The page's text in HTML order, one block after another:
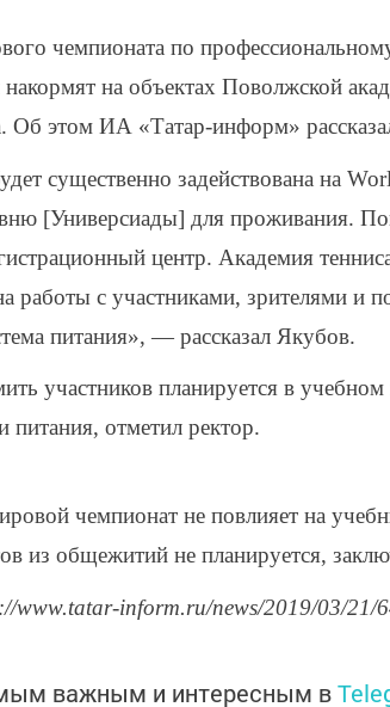
чемпионата по
накормят на объектах Поволжской
Об этом ИА «Татар-информ»
существенно задействована на
[Универсиады] для проживания.
центр. Академия
работы с участниками, зрителями и
питания», — рассказал Якубов.
участников планируется в учебном
питания, отметил ректор.
чемпионат не повлияет на
из общежитий не планируется,
www.tatar-inform.ru/news/2019/03/21/
важным и интересным в